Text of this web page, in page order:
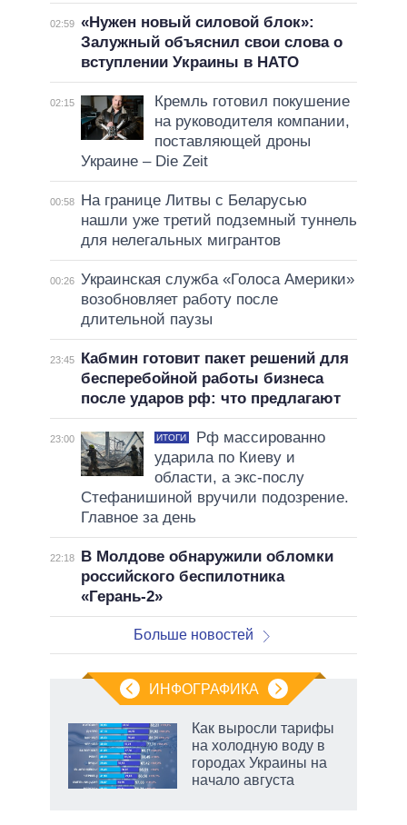
02:59 «Нужен новый силовой блок»:
Залужный объяснил свои слова о
вступлении Украины в НАТО
02:15
Кремль готовил покушение
на руководителя компании,
поставляющей дроны
Украине – Die Zeit
00:58
На границе Литвы с Беларусью
нашли уже третий подземный туннель
для нелегальных мигрантов
00:26 Украинская служба «Голоса Америки»
возобновляет работу после
длительной паузы
23:45
Кабмин готовит пакет решений для
бесперебойной работы бизнеса
после ударов рф: что предлагают
23:00 ИТОГИ
Рф массированно
ударила по Киеву и
области, а экс-послу
Стефанишиной вручили подозрение.
Главное за день
22:18
В Молдове обнаружили обломки
российского беспилотника
«Герань-2»
Больше новостей
ИНФОГРАФИКА
Как выросли тарифы
на холодную воду в
городах Украины на
начало августа